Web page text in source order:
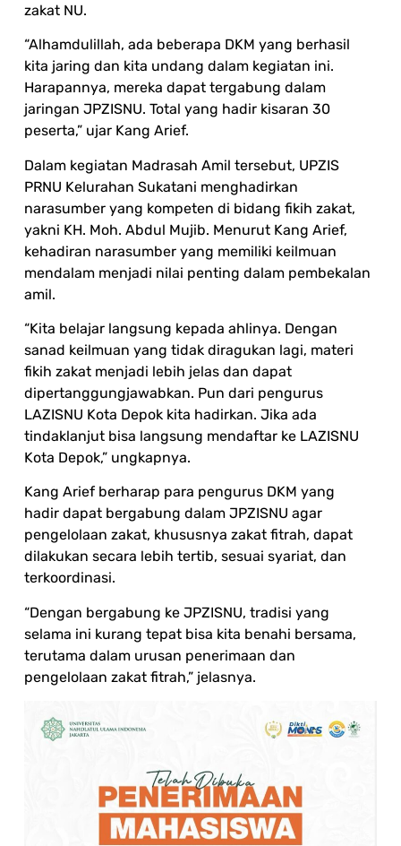
zakat NU.
“Alhamdulillah, ada beberapa DKM yang berhasil
kita jaring dan kita undang dalam kegiatan ini.
Harapannya, mereka dapat tergabung dalam
jaringan JPZISNU. Total yang hadir kisaran 30
peserta,” ujar Kang Arief.
Dalam kegiatan Madrasah Amil tersebut, UPZIS
PRNU Kelurahan Sukatani menghadirkan
narasumber yang kompeten di bidang fikih zakat,
yakni KH. Moh. Abdul Mujib. Menurut Kang Arief,
kehadiran narasumber yang memiliki keilmuan
mendalam menjadi nilai penting dalam pembekalan
amil.
“Kita belajar langsung kepada ahlinya. Dengan
sanad keilmuan yang tidak diragukan lagi, materi
fikih zakat menjadi lebih jelas dan dapat
dipertanggungjawabkan. Pun dari pengurus
LAZISNU Kota Depok kita hadirkan. Jika ada
tindaklanjut bisa langsung mendaftar ke LAZISNU
Kota Depok,” ungkapnya.
Kang Arief berharap para pengurus DKM yang
hadir dapat bergabung dalam JPZISNU agar
pengelolaan zakat, khususnya zakat fitrah, dapat
dilakukan secara lebih tertib, sesuai syariat, dan
terkoordinasi.
“Dengan bergabung ke JPZISNU, tradisi yang
selama ini kurang tepat bisa kita benahi bersama,
terutama dalam urusan penerimaan dan
pengelolaan zakat fitrah,” jelasnya.